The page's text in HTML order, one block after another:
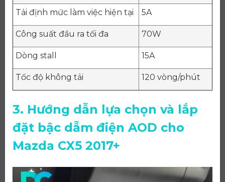
Tải định mức làm việc hiện tại 5A
Công suất đầu ra tối đa 70W
Dòng stall 15A
Tốc độ không tải 120 vòng/phút
3. Hướng dẫn lựa chọn và lắp
đặt bậc dẫm điện AOD cho
Mazda CX5 2017+